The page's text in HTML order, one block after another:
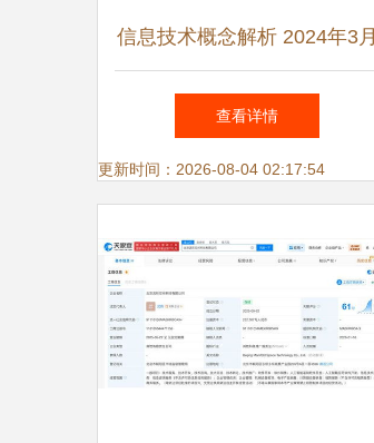
信息技术概念解析 2024年3月
12日值得关注的龙头股
查看详情
更新时间：2026-08-04 02:17:54